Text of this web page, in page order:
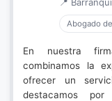
Abogado
En nuestra
combinamos la
ofrecer un
destacamos